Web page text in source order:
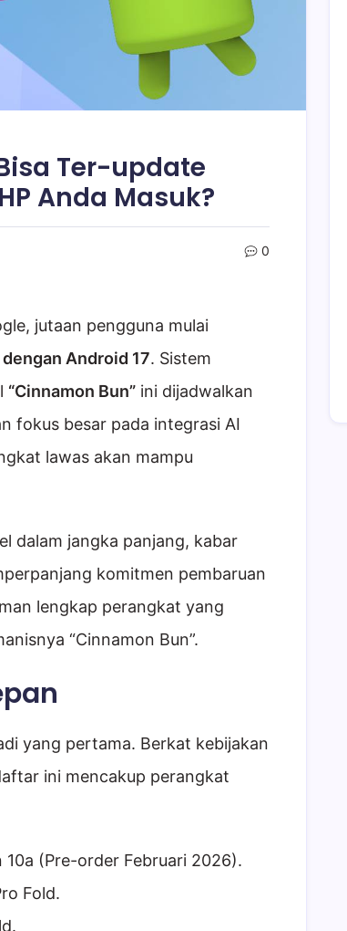
Ter-update
Anda Masuk?
0
jutaan pengguna mulai
Android 17. Sistem
“Cinnamon Bun” ini dijadwalkan
fokus besar pada integrasi AI
lawas akan mampu
dalam jangka panjang, kabar
komitmen pembaruan
lengkap perangkat yang
“Cinnamon Bun”.
yang pertama. Berkat kebijakan
ini mencakup perangkat
10a (Pre-order Februari 2026).
Fold.